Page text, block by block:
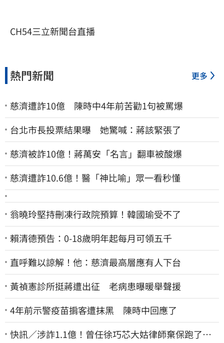
CH54三立新聞台直播
熱門新聞 更多
慈濟遭詐10億 陳時中4年前苦勸1句被罵爆
台北市長投票結果曝 她驚喊：蔣該緊張了
慈濟被詐10億！蔣萬安「名言」翻車被酸爆
慈濟遭詐10.6億！醫「神比喻」眾一看秒懂
翁曉玲堅持刪凍行政院預算！韓國瑜受不了
賴清德預告：0-18歲明年起每月可領五千
直呼難以諒解！他：慈濟最高層應有人下台
黃禎憲診所挺蔣遭出征 老病患曝暖舉聲援
4年前示警疫苗掮客遭抹黑 陳時中回應了
快訊／涉詐1.1億！曾任徐巧芯大姑律師棄保跑了…